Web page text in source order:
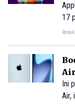
17
Ini
Air,